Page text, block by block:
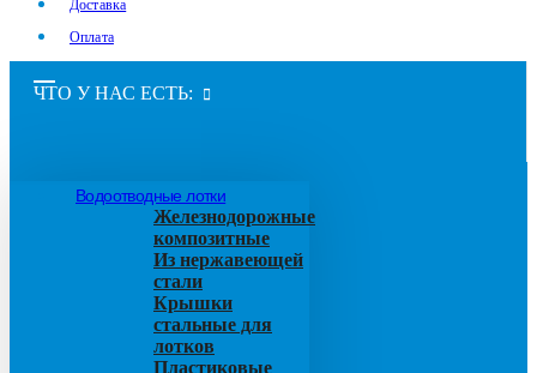
Доставка
Оплата
ЧТО У НАС ЕСТЬ:
Водоотводные лотки
Железнодорожные
композитные
Из нержавеющей
стали
Крышки
стальные для
лотков
Пластиковые